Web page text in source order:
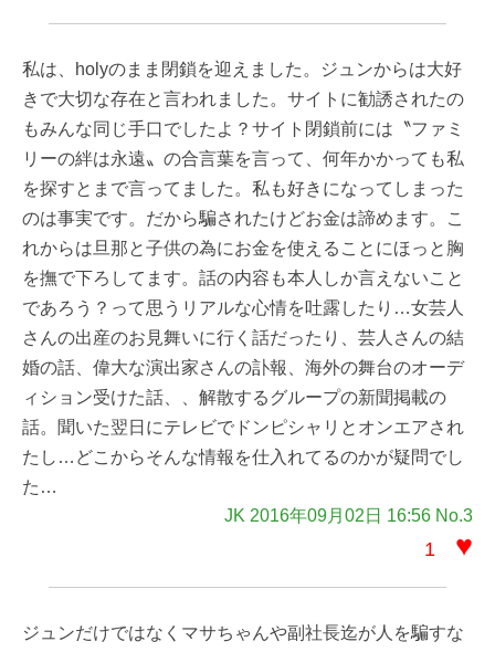
私は、holyのまま閉鎖を迎えました。ジュンからは大好
きで大切な存在と言われました。サイトに勧誘されたの
もみんな同じ手口でしたよ？サイト閉鎖前には〝ファミ
リーの絆は永遠〟の合言葉を言って、何年かかっても私
を探すとまで言ってました。私も好きになってしまった
のは事実です。だから騙されたけどお金は諦めます。こ
れからは旦那と子供の為にお金を使えることにほっと胸
を撫で下ろしてます。話の内容も本人しか言えないこと
であろう？って思うリアルな心情を吐露したり…女芸人
さんの出産のお見舞いに行く話だったり、芸人さんの結
婚の話、偉大な演出家さんの訃報、海外の舞台のオーデ
ィション受けた話、、解散するグループの新聞掲載の
話。聞いた翌日にテレビでドンピシャリとオンエアされ
たし…どこからそんな情報を仕入れてるのかが疑問でし
た…
JK 2016年09月02日 16:56 No.3
1 ♥
ジュンだけではなくマサちゃんや副社長迄が人を騙すな